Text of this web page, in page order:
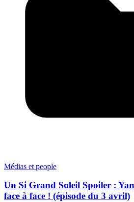
Médias et people
Un Si Grand Soleil Spoiler :
face à face ! (épisode du 3 avril)